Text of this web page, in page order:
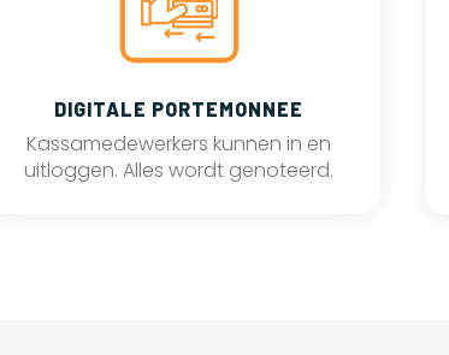
DIGITALE PORTEMONNEE
Kassamedewerkers kunnen in en
uitloggen. Alles wordt genoteerd.